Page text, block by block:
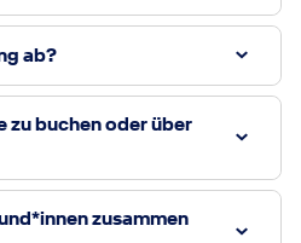
ab?
zu buchen oder über
zusammen